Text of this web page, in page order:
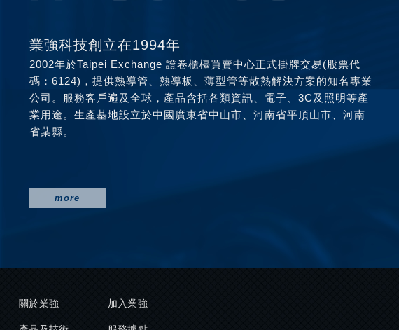
業強科技創立在1994年
2002年於Taipei Exchange 證卷櫃檯買賣中心正式掛牌交易(股票代
碼：6124)，提供熱導管、熱導板、薄型管等散熱解決方案的知名專業
公司。服務客戶遍及全球，產品含括各類資訊、電子、3C及照明等產
業用途。生產基地設立於中國廣東省中山市、河南省平頂山市、河南
省葉縣。
more
關於業強 加入業強